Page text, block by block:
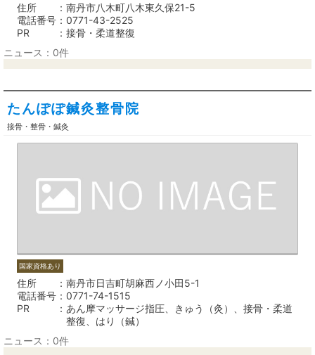
住所
南丹市八木町八木東久保21-5
電話番号
0771-43-2525
PR
接骨・柔道整復
ニュース：0件
たんぽぽ鍼灸整骨院
接骨・整骨・鍼灸
国家資格あり
住所
南丹市日吉町胡麻西ノ小田5-1
電話番号
0771-74-1515
PR
あん摩マッサージ指圧、きゅう（灸）、接骨・柔道
整復、はり（鍼）
ニュース：0件